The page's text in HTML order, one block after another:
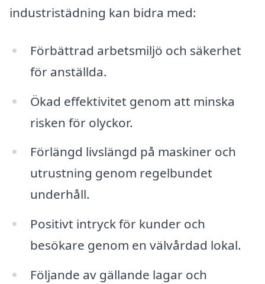
industristädning kan bidra med:
Förbättrad arbetsmiljö och säkerhet
för anställda.
Ökad effektivitet genom att minska
risken för olyckor.
Förlängd livslängd på maskiner och
utrustning genom regelbundet
underhåll.
Positivt intryck för kunder och
besökare genom en välvårdad lokal.
Följande av gällande lagar och